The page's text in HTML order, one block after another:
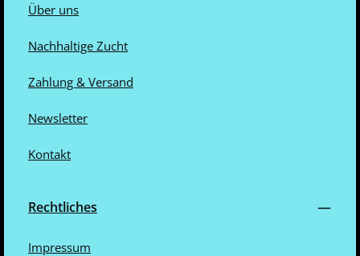
Über uns
Nachhaltige Zucht
Zahlung & Versand
Newsletter
Kontakt
Rechtliches
Impressum